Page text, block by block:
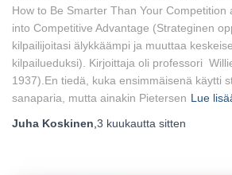
How to Be Smarter Than Your Competition
into Competitive Advantage (Strateginen
kilpailijoitasi älykkäämpi ja muuttaa
kilpailueduksi). Kirjoittaja oli professori
1937).En tiedä, kuka ensimmäisenä käytti
sanaparia, mutta ainakin Pietersen Lue
Juha Koskinen 3 kuukautta sitten